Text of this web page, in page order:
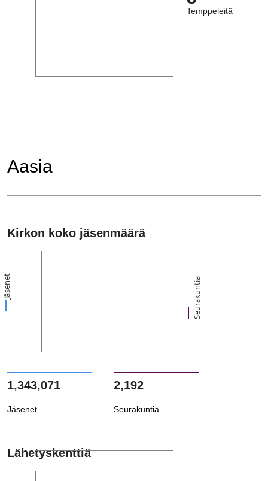
Temppeleitä
Aasia
Kirkon koko jäsenmäärä
Jäsenet Seurakuntia
1,343,071
Jäsenet
2,192
Seurakuntia
Lähetyskenttiä